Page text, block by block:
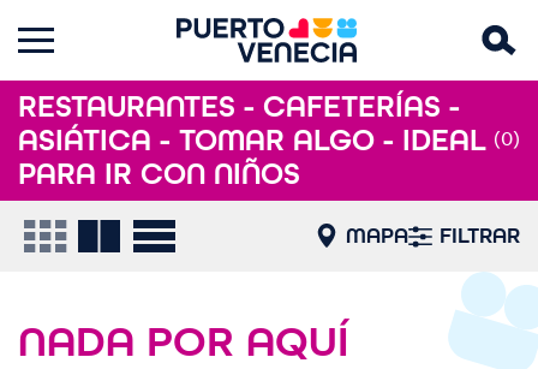
RESTAURANTES - CAFETERÍAS -
ASIÁTICA - TOMAR ALGO - IDEAL
PARA IR CON NIÑOS
(0)
MAPA FILTRAR
NADA POR AQUÍ